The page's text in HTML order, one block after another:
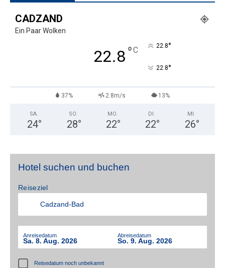
CADZAND
Ein Paar Wolken
22.8°C 22.8°
22.8°
37% 2.8m/s 13%
SA.
24°
SO.
28°
MO.
22°
DI.
22°
MI.
26°
Hotel suchen und buchen
Reiseziel
Anreisedatum
Sa. 8. Aug. 2026
Abreisedatum
So. 9. Aug. 2026
Reisedatum noch unbekannt